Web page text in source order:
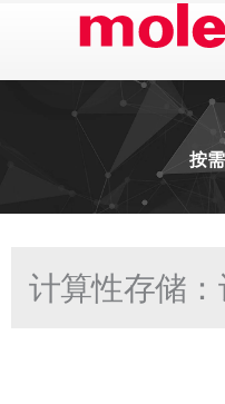
按
计算性存储